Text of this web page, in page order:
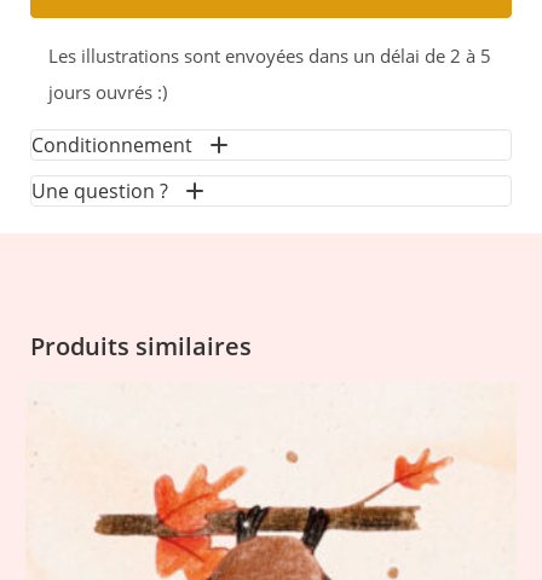
Les illustrations sont envoyées dans un délai de 2 à 5
jours ouvrés :)
Conditionnement
Les illustrations sont envoyées dans des enveloppes
Une question ?
Produits similaires